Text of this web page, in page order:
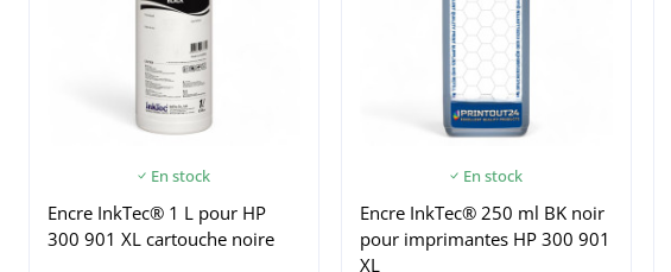
En stock
Encre InkTec® 1 L pour HP
300 901 XL cartouche noire
En stock
Encre InkTec® 250 ml BK noir
pour imprimantes HP 300 901
XL